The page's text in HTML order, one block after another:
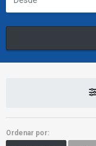
Ordenar por: